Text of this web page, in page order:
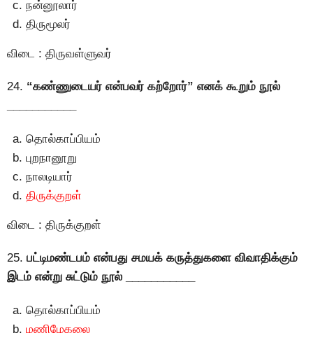
நன்னூலார்
திருமூலர்
விடை : திருவள்ளுவர்
24. “கண்ணுடையர் என்பவர் கற்றோர்” எனக் கூறும் நூல்
தொல்காப்பியம்
புறநானூறு
நாலடியார்
திருக்குறள்
விடை : திருக்குறள்
25. பட்டிமண்டபம் என்பது சமயக் கருத்துகளை விவாதிக்கும்
இடம் என்று சுட்டும் நூல் ___________
தொல்காப்பியம்
மணிமேகலை